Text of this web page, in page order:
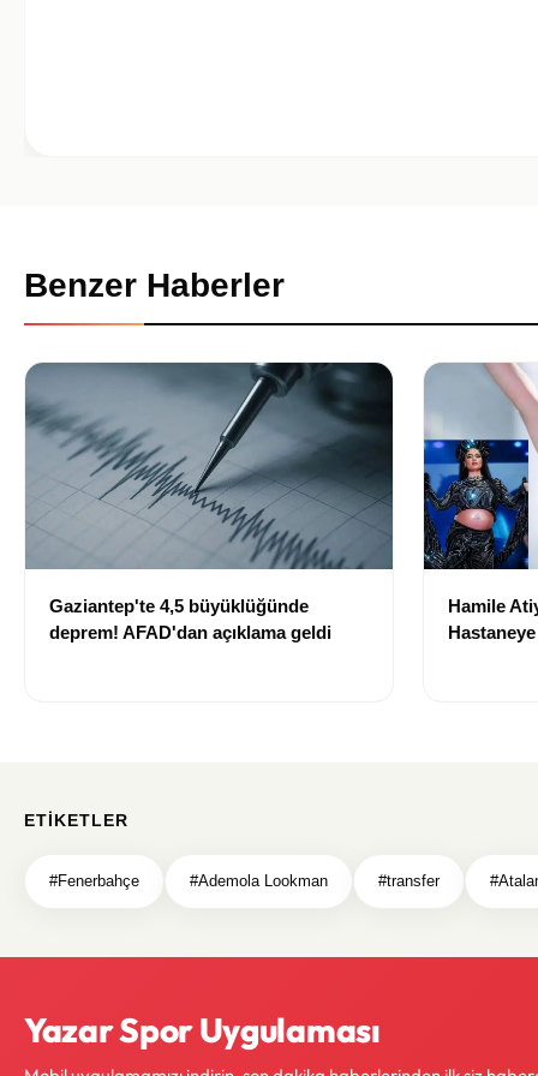
Benzer Haberler
Gaziantep'te 4,5 büyüklüğünde
deprem! AFAD'dan açıklama geldi
Hamile
Hastaneye
ETIKETLER
#Fenerbahçe #Ademola Lookman #transfer
Yazar Spor Uygulaması